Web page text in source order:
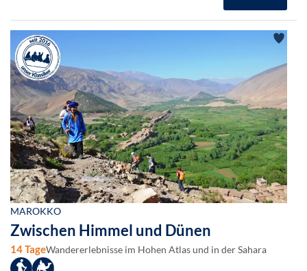
MAROKKO
Zwischen Himmel und Dünen
14 TageWandererlebnisse im Hohen Atlas und in der Sahara